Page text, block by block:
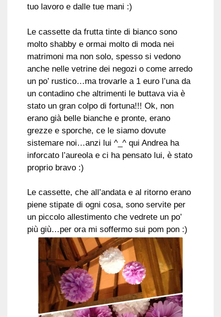
tuo lavoro e dalle tue mani :)
Le cassette da frutta tinte di bianco sono
molto shabby e ormai molto di moda nei
matrimoni ma non solo, spesso si vedono
anche nelle vetrine dei negozi o come arredo
un po’ rustico…ma trovarle a 1 euro l’una da
un contadino che altrimenti le buttava via è
stato un gran colpo di fortuna!!! Ok, non
erano già belle bianche e pronte, erano
grezze e sporche, ce le siamo dovute
sistemare noi…anzi lui ^_^ qui Andrea ha
inforcato l’aureola e ci ha pensato lui, è stato
proprio bravo :)
Le cassette, che all’andata e al ritorno erano
piene stipate di ogni cosa, sono servite per
un piccolo allestimento che vedrete un po’
più giù…per ora mi soffermo sui pom pon :)